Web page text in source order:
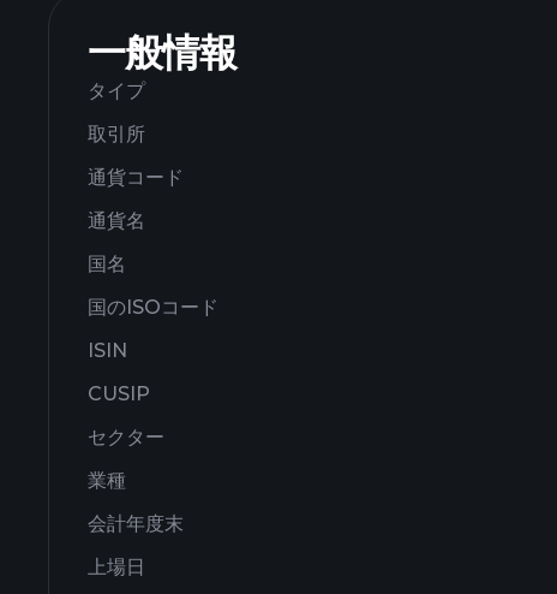
一般情報
タイプ
取引所
通貨コード
通貨名
国名
国のISOコード
ISIN
CUSIP
セクター
業種
会計年度末
上場日